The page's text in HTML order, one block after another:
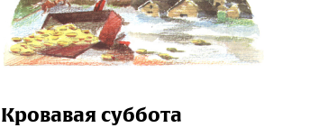
Кровавая суббота